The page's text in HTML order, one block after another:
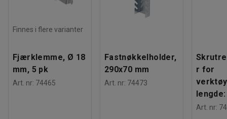
Finnes i flere varianter
Fjærklemme, Ø 18
mm, 5 pk
Art. nr: 74465
Fastnøkkelholder,
290x70 mm
Art. nr: 74473
r for
Art. nr: